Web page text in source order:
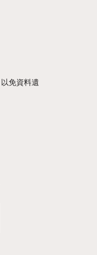
以免資料遺